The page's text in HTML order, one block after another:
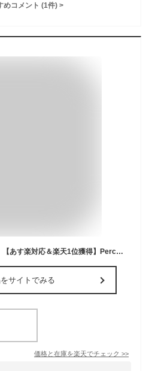
めコメント (1件) >
【色が自由に選べる2枚セット】【あす楽対応＆楽天1位獲得】Perco ペット用タオル 大判 超吸水 ペットタオル 犬タオル 厚手 マイクロファイバー 犬 大型犬 猫 対応 体拭き 大型犬対応 (75cmx127cm) 2枚
サイトでみる
価格と在庫を楽天でチェック >>